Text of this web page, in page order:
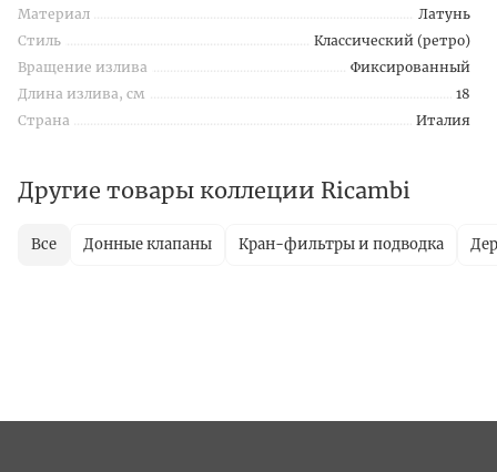
Материал
Латунь
Стиль
Классический (ретро)
Вращение излива
Фиксированный
Длина излива, см
18
Страна
Италия
Другие товары коллеции Ricambi
Все Донные клапаны Кран-фильтры и подводка